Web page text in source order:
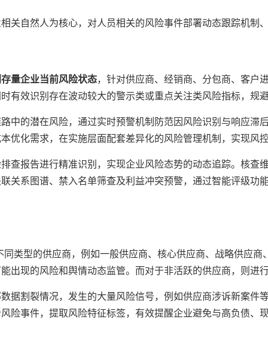
关自然人为核心，对人员相关的风险事件部署动态跟踪机制
量企业当前风险状态，针对供应商、经销商、分包商、客户
有效识别存在波动较大的警示类或重点关注类风险指标，规
中的潜在风险，通过实时预警机制防范因风险识别与响应滞
优化需求，在实施层面配套差异化的风险管理机制，实现风
查报告进行精准识别，实现企业风险态势的动态追踪。核查
关系图谱、禁入名单筛查及利益冲突预警，通过智能评级功
类型的供应商，例如一般供应商、核心供应商、战略供应
出现的风险和舆情动态监管。而对于非活跃的供应商，则进
据割裂情况，发生的大量风险信号，例如供应商涉诉新案件
险事件，提取风险特征标签，有效提醒企业避免与高负债、